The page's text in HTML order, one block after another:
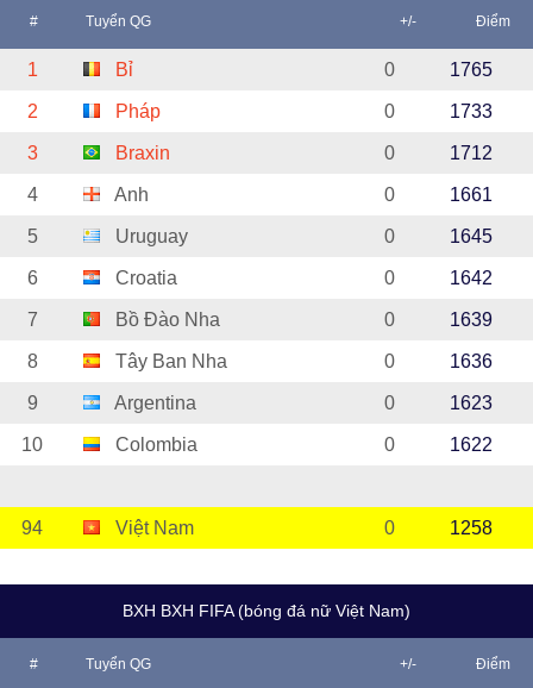
# Tuyển QG +/- Điểm
1 Bỉ 0 1765
2 Pháp 0 1733
3 Braxin 0 1712
4 Anh 0 1661
5 Uruguay 0 1645
6 Croatia 0 1642
7 Bồ Đào Nha 0 1639
8 Tây Ban Nha 0 1636
9 Argentina 0 1623
10 Colombia 0 1622
94 Việt Nam 0 1258
BXH BXH FIFA (bóng đá nữ Việt Nam)
# Tuyển QG +/- Điểm